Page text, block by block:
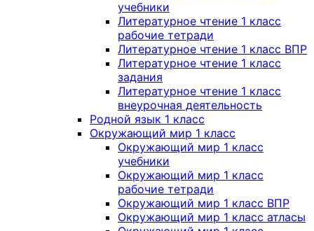
учебники
Литературное чтение 1 класс
рабочие тетради
Литературное чтение 1 класс ВПР
Литературное чтение 1 класс
задания
Литературное чтение 1 класс
внеурочная деятельность
Родной язык 1 класс
Окружающий мир 1 класс
Окружающий мир 1 класс
учебники
Окружающий мир 1 класс
рабочие тетради
Окружающий мир 1 класс ВПР
Окружающий мир 1 класс атласы